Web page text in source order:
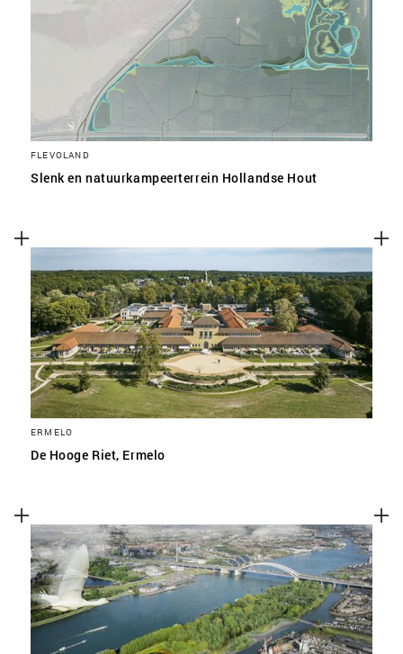
FLEVOLAND
Slenk en natuurkampeerterrein Hollandse Hout
ERMELO
De Hooge Riet, Ermelo